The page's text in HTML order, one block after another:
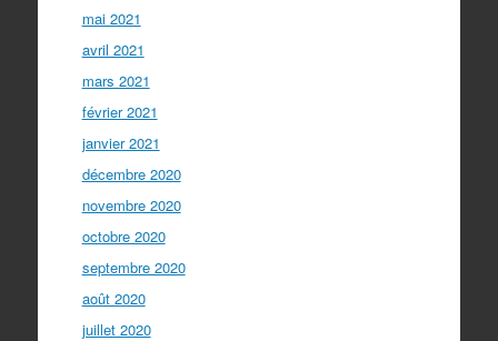
mai 2021
avril 2021
mars 2021
février 2021
janvier 2021
décembre 2020
novembre 2020
octobre 2020
septembre 2020
août 2020
juillet 2020